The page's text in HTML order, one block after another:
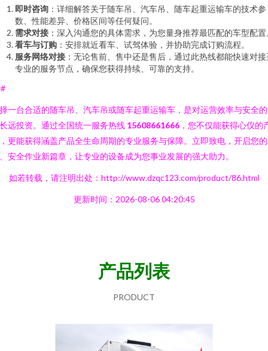
即时咨询 ：详细解答关于随车吊、汽车吊、随车起重运输车的技术参
数、性能差异、价格区间等任何疑问。
需求对接 ：深入沟通您的具体需求，为您量身推荐最匹配的车型配置
看车与订购 ：安排就近看车、试驾体验，并协助完成订购流程。
服务网络对接 ：无论售前、售中还是售后，通过此热线都能快速对接
专业的服务节点，确保您获得持续、可靠的支持。
一台合适的随车吊、汽车吊或随车起重运输车，是对运营效率与安全
远投资。通过全国统一服务热线 15608661666 ，您不仅能获得心仪的
更能获得涵盖产品全生命周期的专业服务与保障。立即致电，开启您
安全作业新篇章，让专业的设备成为您事业发展的强大助力。
如若转载，请注明出处：http://www.dzqc123.com/product/86.html
更新时间：2026-08-06 04:20:45
产品列表
PRODUCT